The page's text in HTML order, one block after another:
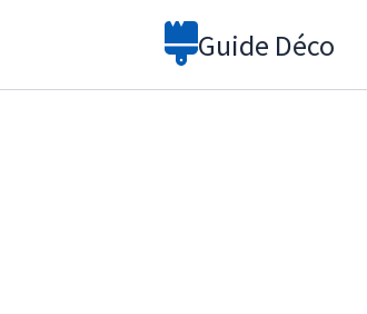
Guide Déco